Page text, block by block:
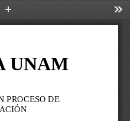
In
UNAM
PROCESO DE